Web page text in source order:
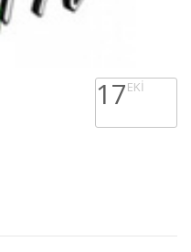
17EKI